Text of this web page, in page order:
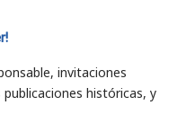
invitaciones
históricas, y